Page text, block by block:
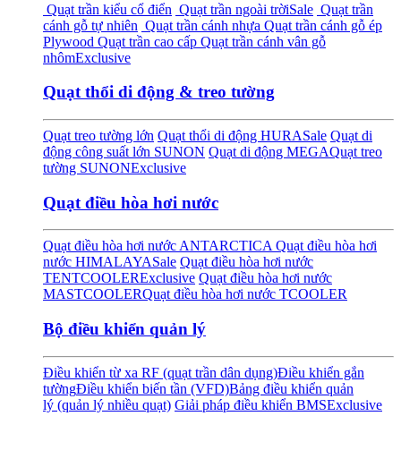
Quạt trần kiểu cổ điển Quạt trần ngoài trờiSale Quạt trần
cánh gỗ tự nhiên Quạt trần cánh nhựa Quạt trần cánh gỗ ép
Plywood Quạt trần cao cấp Quạt trần cánh vân gỗ
nhômExclusive
Quạt thổi di động & treo tường
Quạt treo tường lớn Quạt thổi di động HURASale Quạt di
động công suất lớn SUNON Quạt di động MEGAQuạt treo
tường SUNONExclusive
Quạt điều hòa hơi nước
Quạt điều hòa hơi nước ANTARCTICA Quạt điều hòa hơi
nước HIMALAYASale Quạt điều hòa hơi nước
TENTCOOLERExclusive Quạt điều hòa hơi nước
MASTCOOLERQuạt điều hòa hơi nước TCOOLER
Bộ điều khiển quản lý
Điều khiển từ xa RF (quạt trần dân dụng)Điều khiển gắn
tườngĐiều khiển biến tần (VFD)Bảng điều khiển quản
lý (quản lý nhiều quạt) Giải pháp điều khiển BMSExclusive